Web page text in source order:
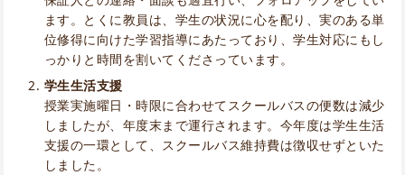
ます。とくに教員は、学生の状況に心を配り、実のある単
位修得に向けた学習指導にあたっており、学生対応にもし
っかりと時間を割いてくださっています。
学生生活支援
授業実施曜日・時限に合わせてスクールバスの便数は減少
しましたが、年度末まで運行されます。今年度は学生生活
支援の一環として、スクールバス維持費は徴収せずといた
しました。